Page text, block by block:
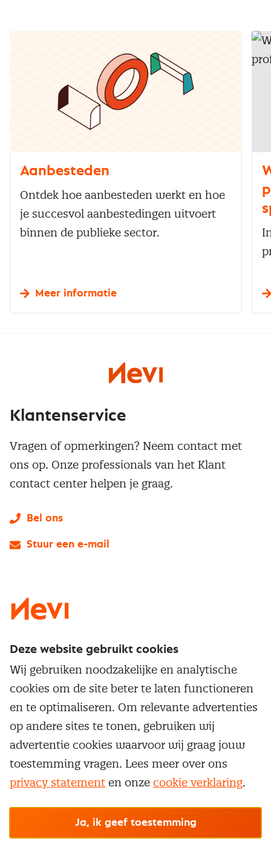
Aanbesteden
Ontdek hoe aanbesteden werkt en hoe
je succesvol aanbestedingen uitvoert
binnen de publieke sector.
Meer informatie
Service & contact
Over inkoop
Netwerk en communities
Aanmelden nieuwsbrief
Word lid van Nevi
Inkoop vacatures
Opzeggen lidmaatschap
Populaire thema's
Aanbesteden
Contractmanagement
Kostenmanagement
Onderhandelen
Supply management
Opleidingen en trainingen
Trainingen
Opleidingen
Maatwerk
Vrijstellingen
Klantenservice
Vragen of opmerkingen? Neem contact met
ons op. Onze professionals van het Klant
contact center helpen je graag.
Bel ons
Stuur een e-mail
Cookievoorkeuren beherenOnzealgemene
© Nevi.nl
Deze website gebruikt cookies
Wij gebruiken noodzakelijke en analytische
cookies om de site beter te laten functioneren
en te optimaliseren. Om relevante advertenties
op andere sites te tonen, gebruiken wij
advertentie cookies waarvoor wij graag jouw
toestemming vragen. Lees meer over ons
privacy statement en onze cookie verklaring.
Ja, ik geef toestemming